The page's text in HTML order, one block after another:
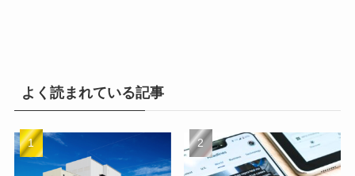
よく読まれている記事